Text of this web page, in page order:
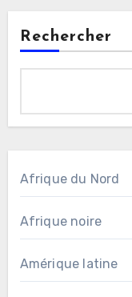
Rechercher
Afrique du Nord
Afrique noire
Amérique latine